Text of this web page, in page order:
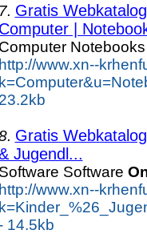
7. Gratis
Computer |
Computer
http://www.xn--
23.2kb
Gratis
Jugendl...
Software Software
http://www.xn--
14.5kb